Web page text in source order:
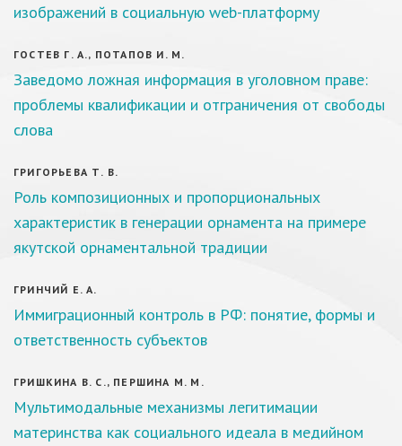
изображений в социальную web-платформу
ГОСТЕВ Г. А., ПОТАПОВ И. М.
Заведомо ложная информация в уголовном праве:
проблемы квалификации и отграничения от свободы
слова
ГРИГОРЬЕВА Т. В.
Роль композиционных и пропорциональных
характеристик в генерации орнамента на примере
якутской орнаментальной традиции
ГРИНЧИЙ Е. А.
Иммиграционный контроль в РФ: понятие, формы и
ответственность субъектов
ГРИШКИНА В. С., ПЕРШИНА М. М.
Мультимодальные механизмы легитимации
материнства как социального идеала в медийном